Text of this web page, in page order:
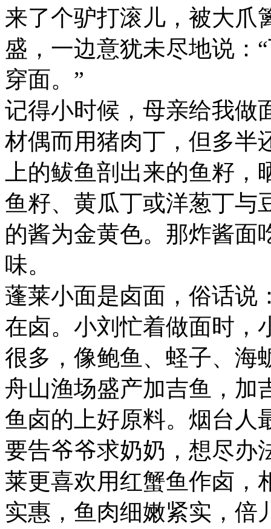
来了个驴打滚儿，被大爪
盛，一边意犹未尽地说：
穿面。”
记得小时候，母亲给我做
材偶而用猪肉丁，但多半
上的鲅鱼剖出来的鱼籽
鱼籽、黄瓜丁或洋葱丁与
的酱为金黄色。那炸酱面
味。
蓬莱小面是卤面，俗话说
在卤。小刘忙着做面时，
很多，像鲍鱼、蛏子、海
舟山渔场盛产加吉鱼，加
鱼卤的上好原料。烟台人
要告爷爷求奶奶，想尽办
莱更喜欢用红蟹鱼作卤，
实惠，鱼肉细嫩紧实，倍